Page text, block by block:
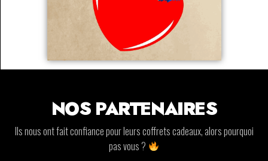
NOS PARTENAIRES
Ils nous ont fait confiance pour leurs coffrets cadeaux, alors pourquoi
pas vous ?